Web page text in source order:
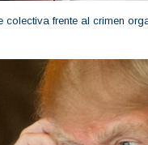
colectiva frente al crimen